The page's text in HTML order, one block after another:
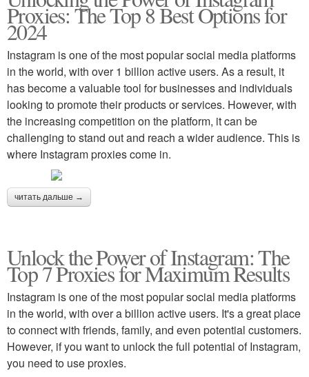
Proxies: The Top 8 Best Options for
2024
Instagram is one of the most popular social media platforms
in the world, with over 1 billion active users. As a result, it
has become a valuable tool for businesses and individuals
looking to promote their products or services. However, with
the increasing competition on the platform, it can be
challenging to stand out and reach a wider audience. This is
where Instagram proxies come in.
читать дальше →
Unlock the Power of Instagram: The
Top 7 Proxies for Maximum Results
Instagram is one of the most popular social media platforms
in the world, with over a billion active users. It's a great place
to connect with friends, family, and even potential customers.
However, if you want to unlock the full potential of Instagram,
you need to use proxies.